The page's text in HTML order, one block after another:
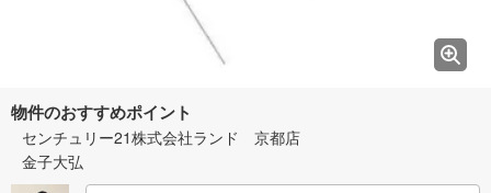
物件のおすすめポイント
センチュリー21株式会社ランド 京都店
金子大弘